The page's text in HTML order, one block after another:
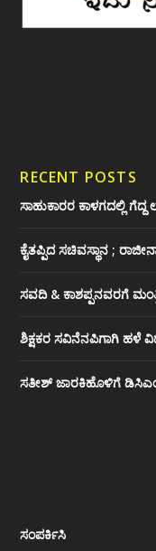
RECENT POSTS
ಸಾಹುಕಾರರ ಕಾಳಗದಲ್ಲಿ
ಕೈತಪ್ಪಿದ ಸಚಿವಸ್ಥಾನ ;
ಸವದಿ & ಕಾಶಪ್ಪನವರಗೆ
ಶಿಕ್ಷಕರ ಸವಿನೆನಪಿಗಾಗಿ ಹಳೆ
ಸತೀಶ್ ಜಾರಕಿಹೊಳಿಗೆ
ಸಂಪರ್ಕಿಸಿ